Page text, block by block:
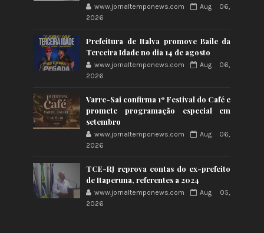
www.jornaltemponews.com
Aug 06,
2026
Prefeitura de Italva promove Baile da
Terceira Idade no dia 14 de agosto
www.jornaltemponews.com
Aug 06,
2026
Varre-Sai confirma 1º Festival do Café e
promete programação especial em
setembro
www.jornaltemponews.com
Aug 06,
2026
TCE-RJ reprova contas do ex-prefeito
de Itaperuna, referentes a 2024
www.jornaltemponews.com
Aug 05,
2026